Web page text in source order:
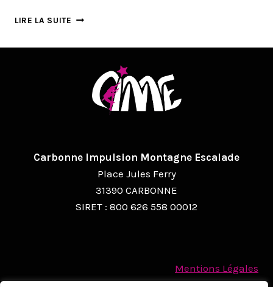
LIRE LA SUITE ASSEMBLÉE
Carbonne Impulsion Montagne Escalade
Place Jules Ferry
31390 CARBONNE
SIRET : 800 626 558 00012
Mentions Légales
Politique des cookies